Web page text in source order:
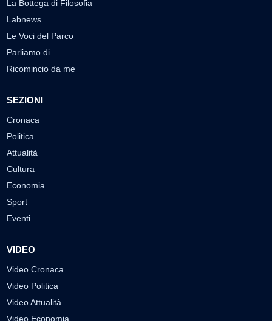
La Bottega di Filosofia
Labnews
Le Voci del Parco
Parliamo di…
Ricomincio da me
SEZIONI
Cronaca
Politica
Attualità
Cultura
Economia
Sport
Eventi
VIDEO
Video Cronaca
Video Politica
Video Attualità
Video Economia